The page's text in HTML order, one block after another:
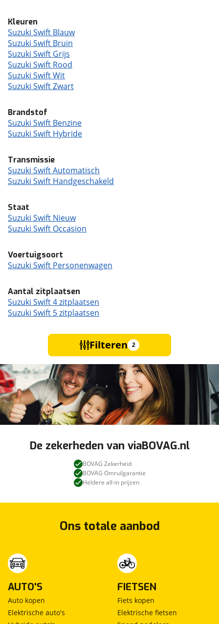
Kleuren
Suzuki Swift Blauw
Suzuki Swift Bruin
Suzuki Swift Grijs
Suzuki Swift Rood
Suzuki Swift Wit
Suzuki Swift Zwart
Brandstof
Suzuki Swift Benzine
Suzuki Swift Hybride
Transmissie
Suzuki Swift Automatisch
Suzuki Swift Handgeschakeld
Staat
Suzuki Swift Nieuw
Suzuki Swift Occasion
Voertuigsoort
Suzuki Swift Personenwagen
Aantal zitplaatsen
Suzuki Swift 4 zitplaatsen
Suzuki Swift 5 zitplaatsen
Filteren 2
De zekerheden van viaBOVAG.nl
BOVAG Zekerheid
BOVAG Omruilgarantie
Heldere all-in prijzen
Ons totale aanbod
AUTO'S
Auto kopen
Elektrische auto's
FIETSEN
Fiets kopen
Elektrische fietsen